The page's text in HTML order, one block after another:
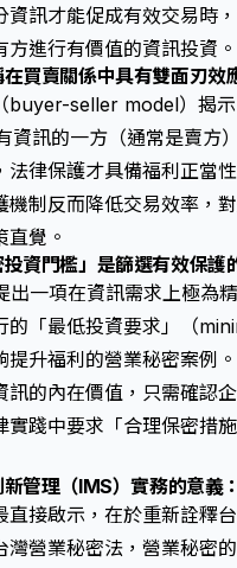
資訊才能促成有效交易時
進行有價值的資訊投資。
買賣關係中具有雙面刃效
buyer-seller model）揭
資訊的一方（通常是賣
法律保護才具備福利正當
機制反而降低交易效率，
覺。
資門檻」是篩選有效保護
一項在資訊需求上極為
的「最低投資要求」（
升福利的營業秘密案例
的內在價值，只需確認
實踐中要求「合理保密措
管理（IMS）實務的意義
直接啟示，在於重新詮釋
灣營業秘密法 ，營業秘密